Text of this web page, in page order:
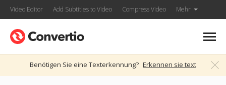
Video Editor Add Subtitles to Video Compress Video Mehr
Benötigen Sie eine Texterkennung? Erkennen sie text